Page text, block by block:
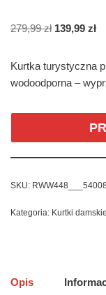
279,99zł 139,99 zł
Kurtka turystyczna
wodoodporna –
SKU:
Kategoria: Kurtki damskie
Opis